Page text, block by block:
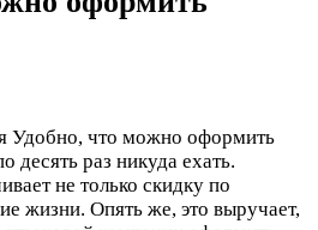
Удобно, что можно оформить
десять раз никуда ехать.
не только скидку по
жизни. Опять же, это выручает,